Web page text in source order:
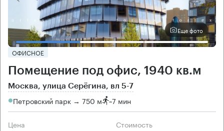
Еще фото
ОФИСНОЕ
Помещение под офис, 1940 кв.м
Москва, улица Серёгина, вл 5-7
Петровский парк → 750 м ~7 мин
Цена Cтоимость